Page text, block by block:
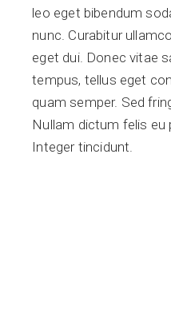
leo eget bibendum
nunc. Curabitur
eget dui. Donec vitae
tempus, tellus eget
quam semper. Sed
Nullam dictum felis eu
Integer tincidunt.